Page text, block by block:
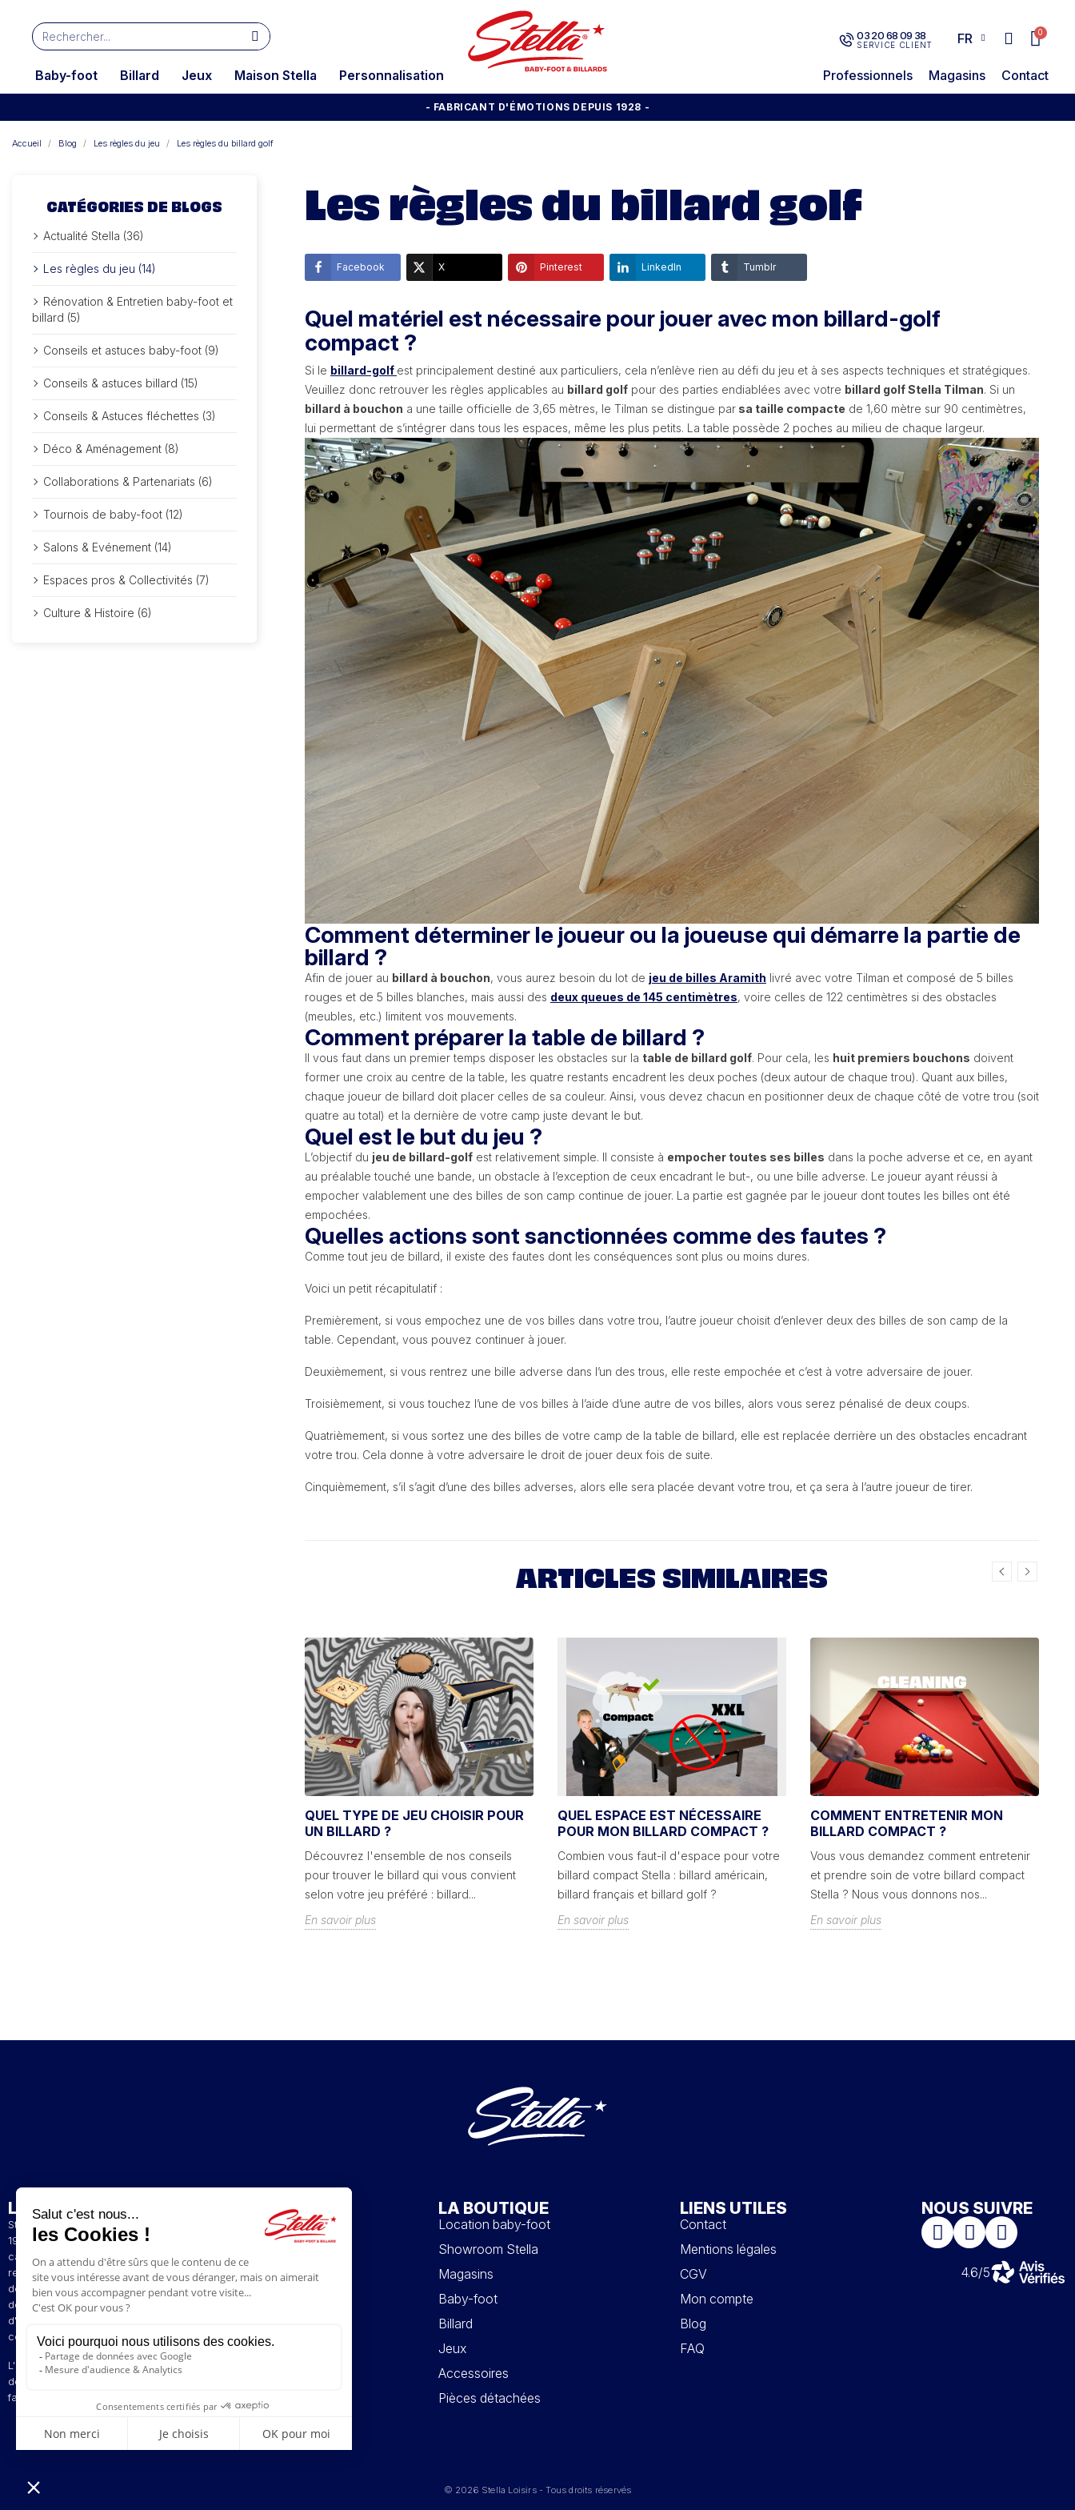
03 20 68 09 38
SERVICE CLIENT FR
Baby-foot Billard Jeux Maison Stella Personnalisation Professionnels Magasins Contact
- FABRICANT D'ÉMOTIONS DEPUIS 1928 -
Accueil Blog Les règles du jeu Les règles du billard golf
CATÉGORIES DE BLOGS
Actualité Stella (36)
Les règles du jeu (14)
Rénovation & Entretien baby-foot et
billard (5)
Conseils et astuces baby-foot (9)
Conseils & astuces billard (15)
Conseils & Astuces fléchettes (3)
Déco & Aménagement (8)
Collaborations & Partenariats (6)
Tournois de baby-foot (12)
Salons & Evénement (14)
Espaces pros & Collectivités (7)
Culture & Histoire (6)
Les règles du billard golf
Facebook X Pinterest LinkedIn Tumblr
Quel matériel est nécessaire pour jouer avec mon billard-golf
compact ?
Si le billard-golf est principalement destiné aux particuliers, cela n’enlève rien au défi du jeu et à ses aspects techniques et stratégiques.
Veuillez donc retrouver les règles applicables au billard golf pour des parties endiablées avec votre billard golf Stella Tilman. Si un
billard à bouchon a une taille officielle de 3,65 mètres, le Tilman se distingue par sa taille compacte de 1,60 mètre sur 90 centimètres,
lui permettant de s’intégrer dans tous les espaces, même les plus petits. La table possède 2 poches au milieu de chaque largeur.
Comment déterminer le joueur ou la joueuse qui démarre la partie de
billard ?
Afin de jouer au billard à bouchon, vous aurez besoin du lot de jeu de billes Aramith livré avec votre Tilman et composé de 5 billes
rouges et de 5 billes blanches, mais aussi des deux queues de 145 centimètres, voire celles de 122 centimètres si des obstacles
(meubles, etc.) limitent vos mouvements.
Comment préparer la table de billard ?
Il vous faut dans un premier temps disposer les obstacles sur la table de billard golf. Pour cela, les huit premiers bouchons doivent
former une croix au centre de la table, les quatre restants encadrent les deux poches (deux autour de chaque trou). Quant aux billes,
chaque joueur de billard doit placer celles de sa couleur. Ainsi, vous devez chacun en positionner deux de chaque côté de votre trou (soit
quatre au total) et la dernière de votre camp juste devant le but.
Quel est le but du jeu ?
L’objectif du jeu de billard-golf est relativement simple. Il consiste à empocher toutes ses billes dans la poche adverse et ce, en ayant
au préalable touché une bande, un obstacle à l’exception de ceux encadrant le but-, ou une bille adverse. Le joueur ayant réussi à
empocher valablement une des billes de son camp continue de jouer. La partie est gagnée par le joueur dont toutes les billes ont été
empochées.
Quelles actions sont sanctionnées comme des fautes ?
Comme tout jeu de billard, il existe des fautes dont les conséquences sont plus ou moins dures.
Voici un petit récapitulatif :
Premièrement, si vous empochez une de vos billes dans votre trou, l’autre joueur choisit d’enlever deux des billes de son camp de la
table. Cependant, vous pouvez continuer à jouer.
Deuxièmement, si vous rentrez une bille adverse dans l’un des trous, elle reste empochée et c’est à votre adversaire de jouer.
Troisièmement, si vous touchez l’une de vos billes à l’aide d’une autre de vos billes, alors vous serez pénalisé de deux coups.
Quatrièmement, si vous sortez une des billes de votre camp de la table de billard, elle est replacée derrière un des obstacles encadrant
votre trou. Cela donne à votre adversaire le droit de jouer deux fois de suite.
Cinquièmement, s’il s’agit d’une des billes adverses, alors elle sera placée devant votre trou, et ça sera à l’autre joueur de tirer.
ARTICLES SIMILAIRES
QUEL TYPE DE JEU CHOISIR POUR
UN BILLARD ?
Découvrez l'ensemble de nos conseils
pour trouver le billard qui vous convient
selon votre jeu préféré : billard...
En savoir plus
QUEL ESPACE EST NÉCESSAIRE
POUR MON BILLARD COMPACT ?
Combien vous faut-il d'espace pour votre
billard compact Stella : billard américain,
billard français et billard golf ?
En savoir plus
COMMENT ENTRETENIR MON
BILLARD COMPACT ?
Vous vous demandez comment entretenir
et prendre soin de votre billard compact
Stella ? Nous vous donnons nos...
En savoir plus
L’ENTREPRISE
Stella est un fabricant artisanal et français de baby-foot depuis
1928. La présence de nos baby-foot dans de nombreux bars et
cafés du Nord de la France a contribué à construire notre
renommée. Le style de jeu original de nos baby-foot vous permet
de profiter d'une expérience de jeu unique. Nous avons à coeur
de faire perdurer la tradition pour vous faire revivre vos émotions
d'antan en vous proposant des modèles vintages aux plus
contemporains.
L'innovation est au centre de nos préoccupations pour vous offrir
des baby-foot personnalisables à votre image. Stella, votre
fabricant d'émotions depuis 1928 !
LA BOUTIQUE
Location baby-foot
Showroom Stella
Magasins
Baby-foot
Billard
Jeux
Accessoires
Pièces détachées
LIENS UTILES
Contact
Mentions légales
CGV
Mon compte
Blog
FAQ
NOUS SUIVRE
4.6/5
© 2026 Stella Loisirs - Tous droits réservés